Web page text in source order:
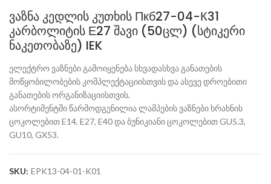
ვაზნა კედლის კუთხის Пкб27-04-К31
კარბოლიტის Е27 შავი (50ცლ) (სტიკერი
ნაკეთობაზე) IEK
ელექტრო ვაზნები გამოიყენება სხვადასხვა განათების
მოწყობილობების კომპლექტაციისთვის და ასევე დროებითი
განათების ორგანიზაციისთვის.
ასორტიმენტში წარმოდგენილია ლამპების ვაზნები ხრახნის
ცოკოლებით E14, E27, E40 და ბუნიკიანი ცოკოლებით GU5.3,
GU10, GX53.
SKU: EPK13-04-01-K01